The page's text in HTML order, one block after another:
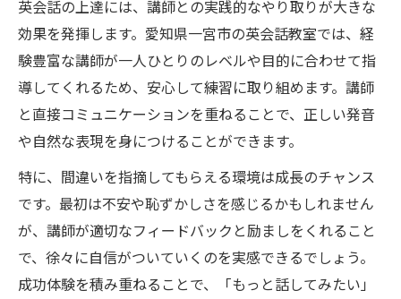
英会話の上達には、講師との実践的なやり取りが大きな
効果を発揮します。愛知県一宮市の英会話教室では、経
験豊富な講師が一人ひとりのレベルや目的に合わせて指
導してくれるため、安心して練習に取り組めます。講師
と直接コミュニケーションを重ねることで、正しい発音
や自然な表現を身につけることができます。
特に、間違いを指摘してもらえる環境は成長のチャンス
です。最初は不安や恥ずかしさを感じるかもしれません
が、講師が適切なフィードバックと励ましをくれること
で、徐々に自信がついていくのを実感できるでしょう。
成功体験を積み重ねることで、「もっと話してみたい」